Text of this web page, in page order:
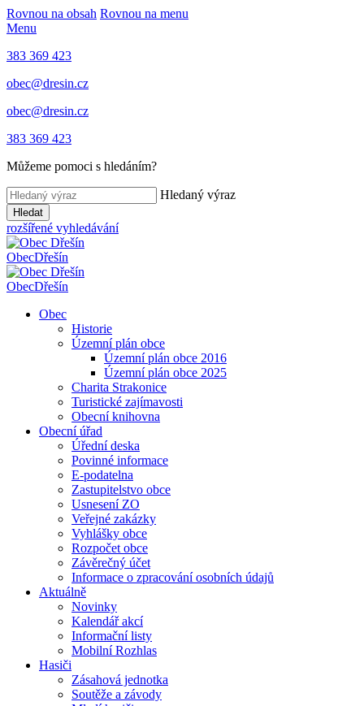
Rovnou na obsah Rovnou na menu
Menu
383 369 423
obec@dresin.cz
obec@dresin.cz
383 369 423
Můžeme pomoci s hledáním?
Hledaný výraz
Hledat
rozšířené vyhledávání
ObecDřešín
ObecDřešín
Obec
Historie
Územní plán obce
Územní plán obce 2016
Územní plán obce 2025
Charita Strakonice
Turistické zajímavosti
Obecní knihovna
Obecní úřad
Úřední deska
Povinné informace
E-podatelna
Zastupitelstvo obce
Usnesení ZO
Veřejné zakázky
Vyhlášky obce
Rozpočet obce
Závěrečný účet
Informace o zpracování osobních údajů
Aktuálně
Novinky
Kalendář akcí
Informační listy
Mobilní Rozhlas
Hasiči
Zásahová jednotka
Soutěže a závody